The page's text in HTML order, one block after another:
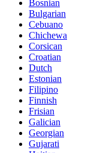
Bosnian
Bulgarian
Cebuano
Chichewa
Corsican
Croatian
Dutch
Estonian
Filipino
Finnish
Frisian
Galician
Georgian
Gujarati